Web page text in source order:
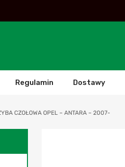
Regulamin Dostawy
CZOŁOWA OPEL – ANTARA – 2007-